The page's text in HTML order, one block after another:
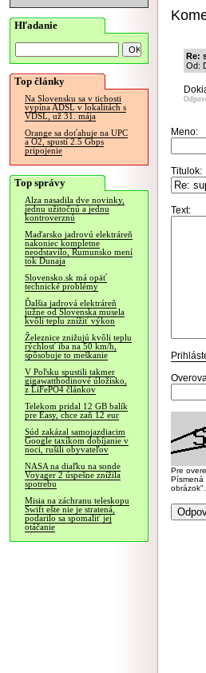
Hľadanie
Top články
Na Slovensku sa v tichosti
vypína ADSL v lokalitách s
VDSL, už 31. mája
Orange sa doťahuje na UPC
a O2, spustí 2.5 Gbps
pripojenie
Top správy
Alza nasadila dve novinky,
jednu užitočnú a jednu
kontroverznú
Maďarsko jadrovú elektráreň
nakoniec kompletne
neodstavilo, Rumunsko mení
tok Dunaja
Slovensko.sk má opäť
technické problémy
Ďalšia jadrová elektráreň
južne od Slovenska musela
kvôli teplu znížiť výkon
Železnice znižujú kvôli teplu
rýchlosť iba na 50 km/h,
spôsobuje to meškanie
V Poľsku spustili takmer
gigawatthodinové úložisko,
z LiFePO4 článkov
Telekom pridal 12 GB balík
pre Easy, chce zaň 12 eur
Súd zakázal samojazdiacim
Google taxíkom dobíjanie v
noci, rušili obyvateľov
NASA na diaľku na sonde
Voyager 2 úspešne znížila
spotrebu
Misia na záchranu teleskopu
Swift ešte nie je stratená,
podarilo sa spomaliť jej
otáčanie
Re:
Od:
Meno:
Titulok:
Text:
Pre
Písmená